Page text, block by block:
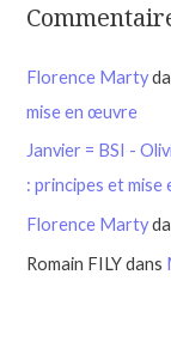
Florence Marty
mise en œuvre
Janvier = BSI -
: principes et
Florence Marty
Romain FILYdans